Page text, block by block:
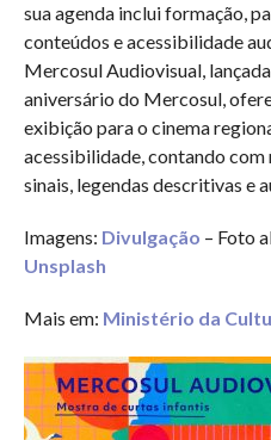
sua agenda inclui formação,
conteúdos e acessibilidade
Mercosul Audiovisual,
aniversário do Mercosul,
exibição para o cinema
acessibilidade, contando com
sinais, legendas descritivas e
Imagens: Divulgação – Foto
Unsplash
Mais em: Ministério da